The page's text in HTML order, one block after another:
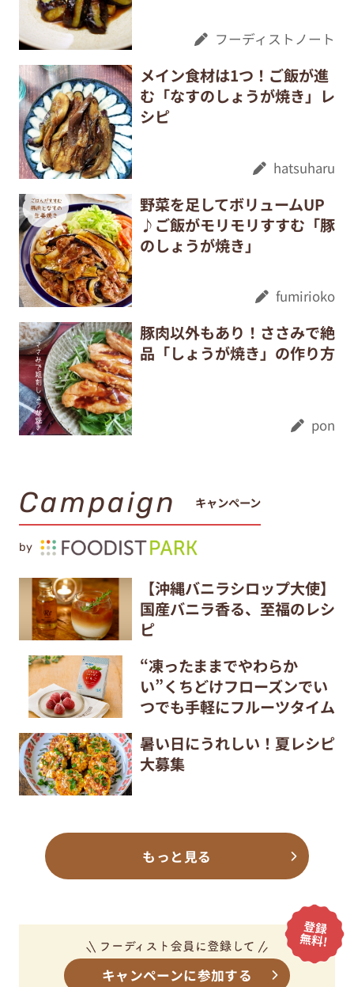
フーディストノート
メイン食材は1つ！ご飯が進
む「なすのしょうが焼き」レ
シピ
hatsuharu
野菜を足してボリュームUP
♪ご飯がモリモリすすむ「豚
のしょうが焼き」
fumirioko
豚肉以外もあり！ささみで絶
品「しょうが焼き」の作り方
pon
Campaign キャンペーン
by
【沖縄バニラシロップ大使】
国産バニラ香る、至福のレシ
ピ
“凍ったままでやわらか
い”くちどけフローズンでい
つでも手軽にフルーツタイム
暑い日にうれしい！夏レシピ
大募集
もっと見る
キャンペーンに参加する